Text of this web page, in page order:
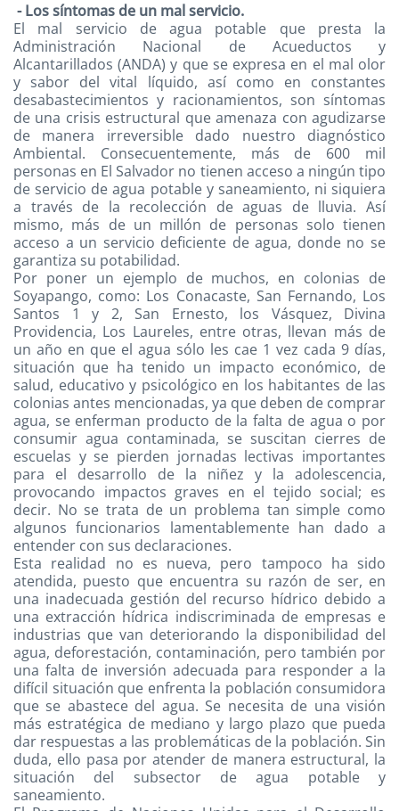
- Los síntomas de un mal servicio.
El mal servicio de agua potable que presta la
Administración Nacional de Acueductos y
Alcantarillados (ANDA) y que se expresa en el mal olor
y sabor del vital líquido, así como en constantes
desabastecimientos y racionamientos, son síntomas
de una crisis estructural que amenaza con agudizarse
de manera irreversible dado nuestro diagnóstico
Ambiental. Consecuentemente, más de 600 mil
personas en El Salvador no tienen acceso a ningún tipo
de servicio de agua potable y saneamiento, ni siquiera
a través de la recolección de aguas de lluvia. Así
mismo, más de un millón de personas solo tienen
acceso a un servicio deficiente de agua, donde no se
garantiza su potabilidad.
Por poner un ejemplo de muchos, en colonias de
Soyapango, como: Los Conacaste, San Fernando, Los
Santos 1 y 2, San Ernesto, los Vásquez, Divina
Providencia, Los Laureles, entre otras, llevan más de
un año en que el agua sólo les cae 1 vez cada 9 días,
situación que ha tenido un impacto económico, de
salud, educativo y psicológico en los habitantes de las
colonias antes mencionadas, ya que deben de comprar
agua, se enferman producto de la falta de agua o por
consumir agua contaminada, se suscitan cierres de
escuelas y se pierden jornadas lectivas importantes
para el desarrollo de la niñez y la adolescencia,
provocando impactos graves en el tejido social; es
decir. No se trata de un problema tan simple como
algunos funcionarios lamentablemente han dado a
entender con sus declaraciones.
Esta realidad no es nueva, pero tampoco ha sido
atendida, puesto que encuentra su razón de ser, en
una inadecuada gestión del recurso hídrico debido a
una extracción hídrica indiscriminada de empresas e
industrias que van deteriorando la disponibilidad del
agua, deforestación, contaminación, pero también por
una falta de inversión adecuada para responder a la
difícil situación que enfrenta la población consumidora
que se abastece del agua. Se necesita de una visión
más estratégica de mediano y largo plazo que pueda
dar respuestas a las problemáticas de la población. Sin
duda, ello pasa por atender de manera estructural, la
situación del subsector de agua potable y
saneamiento.